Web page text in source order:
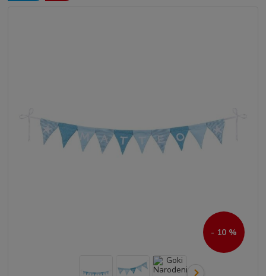
- 10 %